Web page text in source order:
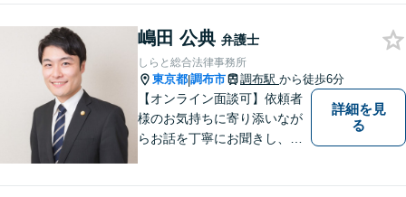
嶋田 公典 弁護士
しらと総合法律事務所
東京都|調布市 調布駅 から徒歩6分
【オンライン面談可】依頼者
様のお気持ちに寄り添いなが
らお話を丁寧にお聞きし、分
詳細を見
る